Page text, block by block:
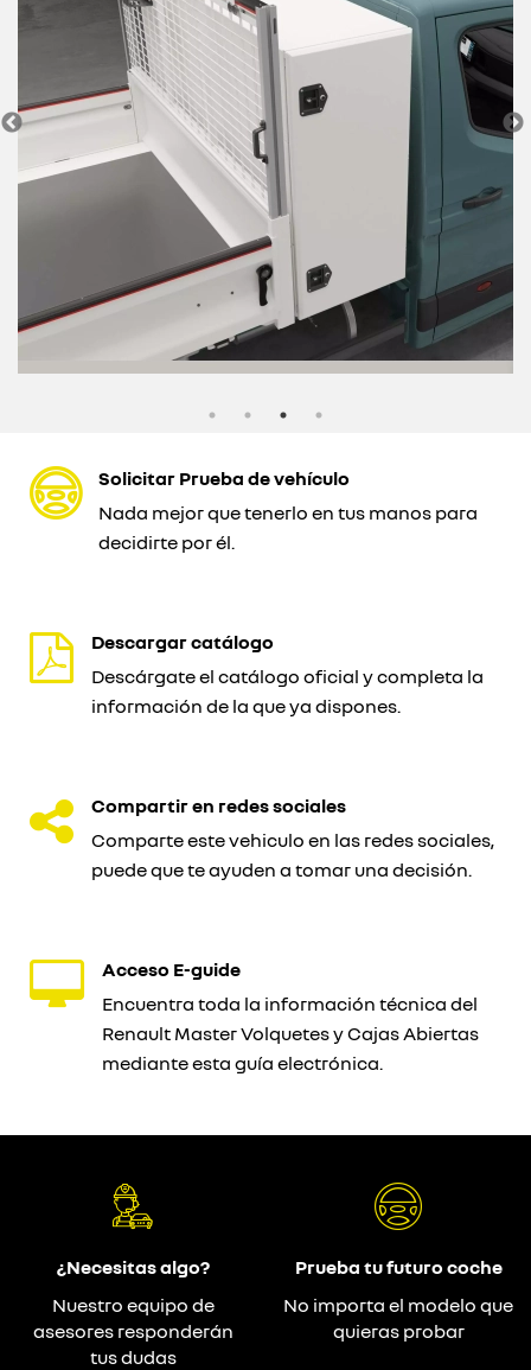
Solicitar Prueba de vehículo
Nada mejor que tenerlo en tus manos para
decidirte por él.
Descargar catálogo
Descárgate el catálogo oficial y completa la
información de la que ya dispones.
Compartir en redes sociales
Comparte este vehiculo en las redes sociales,
puede que te ayuden a tomar una decisión.
Acceso E-guide
Encuentra toda la información técnica del
Renault Master Volquetes y Cajas Abiertas
mediante esta guía electrónica.
¿Necesitas algo?
Nuestro equipo de
asesores responderán
tus dudas
Prueba tu futuro coche
No importa el modelo que
quieras probar